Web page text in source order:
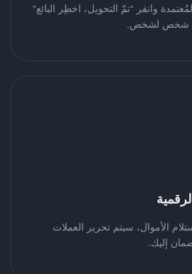
وانقر "تمّ التحويل، اخطِر البائع"
الأموال، سيتم تحرير العملات
إليك.